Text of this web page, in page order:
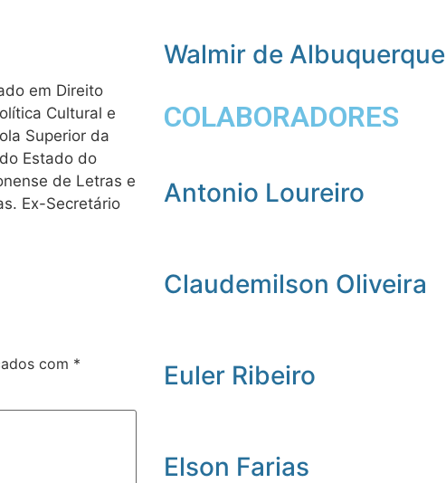
em Direito
Cultural e
Superior da
Estado do
de Letras e
Ex-Secretário
com *
Walmir de Albuquerque
COLABORADORES
Antonio Loureiro
Claudemilson Oliveira
Euler Ribeiro
Elson Farias